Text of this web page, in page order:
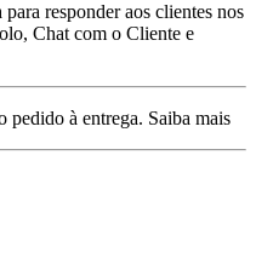
responder aos clientes nos
Chat com o Cliente e
pedido à entrega. Saiba mais